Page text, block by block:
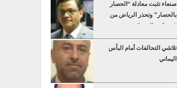
صنعاء تثبت معادلة “الحصار
بالحصار” وتحذر الرياض من
“عسكرة البحر”
تلاشي التحالفات أمام البأس
اليماني